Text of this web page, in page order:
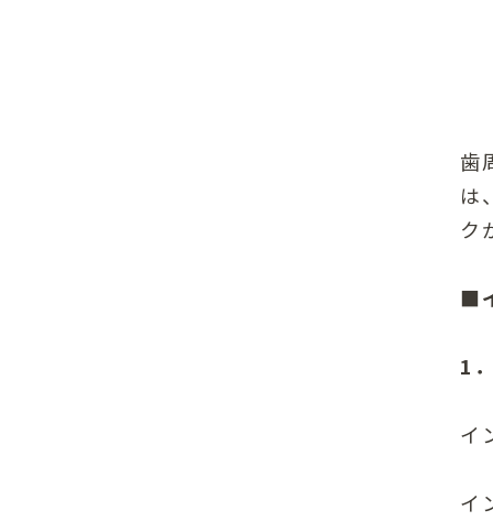
歯
は
ク
■
1
イ
イ